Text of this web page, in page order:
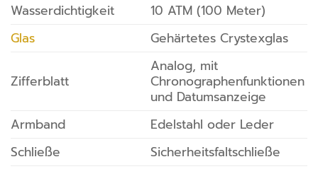
Wasserdichtigkeit
10 ATM (100 Meter)
Glas
Gehärtetes Crystexglas
Zifferblatt
Analog, mit
Chronographenfunktionen
und Datumsanzeige
Armband
Edelstahl oder Leder
Schließe
Sicherheitsfaltschließe